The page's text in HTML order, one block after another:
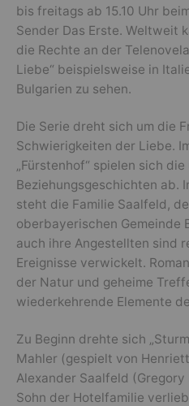
bis freitags ab 15.10 Uhr
Sender Das Erste. Weltweit
die Rechte an der
Liebe“ beispielsweise in
Bulgarien zu sehen.
Die Serie dreht sich um die
Schwierigkeiten der Liebe.
„Fürstenhof“ spielen sich
Beziehungsgeschichten ab.
steht die Familie Saalfeld,
oberbayerischen Gemeinde
auch ihre Angestellten sind
Ereignisse verwickelt.
der Natur und geheime
wiederkehrende Elemente
Zu Beginn drehte sich
Mahler (gespielt von
Alexander Saalfeld (Gregory
Sohn der Hotelfamilie